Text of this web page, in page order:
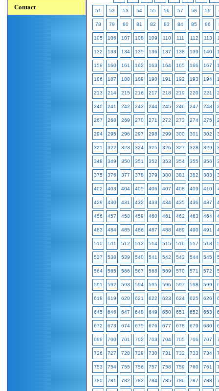
Contact 51 52 53 54 55 56 57 58 59
78 79 80 81 82 83 84 85 86
105 106 107 108 109 110 111 112 113
132 133 134 135 136 137 138 139 140
159 160 161 162 163 164 165 166 167
186 187 188 189 190 191 192 193 194
213 214 215 216 217 218 219 220 221
240 241 242 243 244 245 246 247 248
267 268 269 270 271 272 273 274 275
294 295 296 297 298 299 300 301 302
321 322 323 324 325 326 327 328 329
348 349 350 351 352 353 354 355 356
375 376 377 378 379 380 381 382 383
402 403 404 405 406 407 408 409 410
429 430 431 432 433 434 435 436 437
456 457 458 459 460 461 462 463 464
483 484 485 486 487 488 489 490 491
510 511 512 513 514 515 516 517 518
537 538 539 540 541 542 543 544 545
564 565 566 567 568 569 570 571 572
591 592 593 594 595 596 597 598 599
618 619 620 621 622 623 624 625 626
645 646 647 648 649 650 651 652 653
672 673 674 675 676 677 678 679 680
699 700 701 702 703 704 705 706 707
726 727 728 729 730 731 732 733 734
753 754 755 756 757 758 759 760 761
780 781 782 783 784 785 786 787 788